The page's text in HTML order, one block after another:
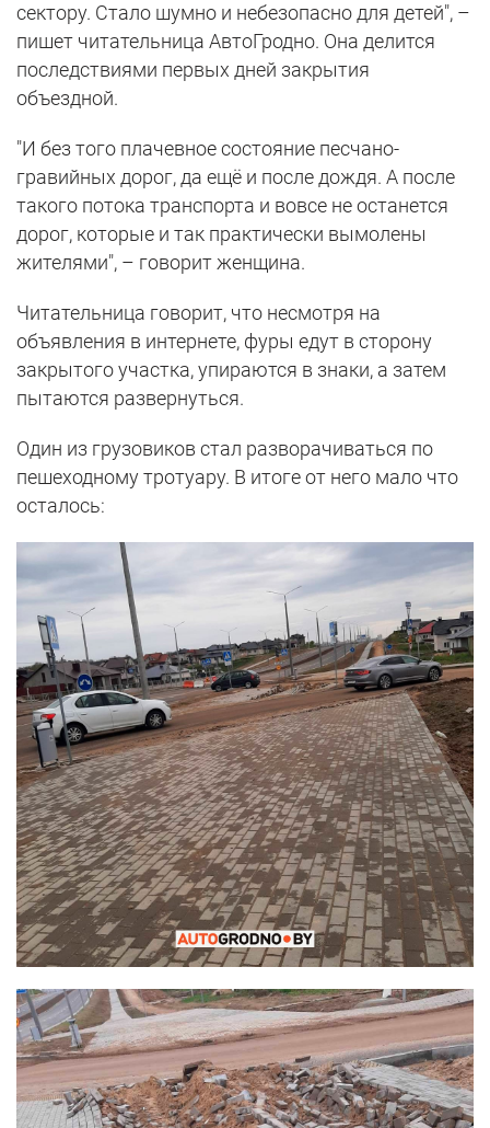
сектору. Стало шумно и небезопасно для детей", –
пишет читательница АвтоГродно. Она делится
последствиями первых дней закрытия
объездной.
"И без того плачевное состояние песчано-
гравийных дорог, да ещё и после дождя. А после
такого потока транспорта и вовсе не останется
дорог, которые и так практически вымолены
жителями", – говорит женщина.
Читательница говорит, что несмотря на
объявления в интернете, фуры едут в сторону
закрытого участка, упираются в знаки, а затем
пытаются развернуться.
Один из грузовиков стал разворачиваться по
пешеходному тротуару. В итоге от него мало что
осталось: